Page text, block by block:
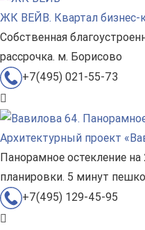
ЖК ВЕЙВ. Квартал бизнес-
Собственная
рассрочка. м. Борисово
+7(495) 021-55-73
Архитектурный проект
Панорамное остекление
планировки. 5 минут
+7(495) 129-45-95